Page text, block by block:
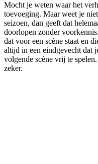
Mocht je weten waar het
toevoeging. Maar weet je
seizoen, dan geeft dat
doorlopen zonder
dat voor een scène staat en
altijd in een eindgevecht dat
volgende scène vrij te
zeker.